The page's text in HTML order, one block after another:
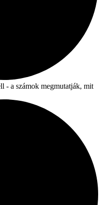
- a számok megmutatják, mit